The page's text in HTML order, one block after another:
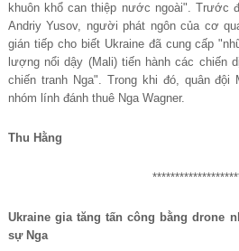
khuôn khổ can thiệp nước ngoài". Trước
Andriy Yusov, người phát ngôn của cơ
gián tiếp cho biết Ukraine đã cung cấp
lượng nổi dậy (Mali) tiến hành các chiến
chiến tranh Nga". Trong khi đó, quân
nhóm lính đánh thuê Nga Wagner.
Thu Hằng
Ukraine gia tăng tấn công bằng drone
sự Nga